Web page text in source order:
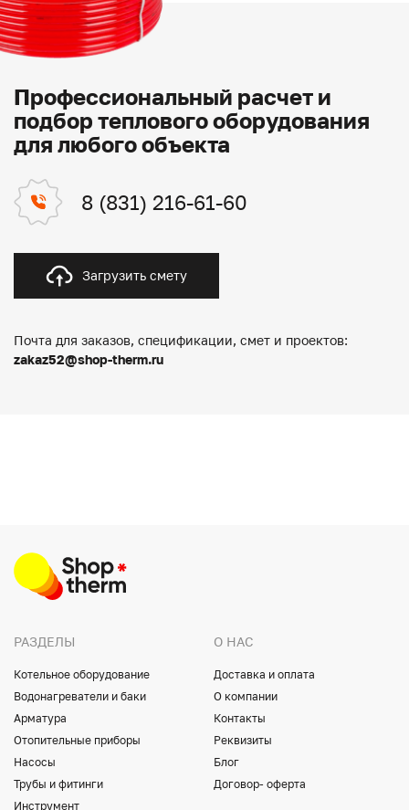
Профессиональный расчет и
подбор теплового оборудования
для любого объекта
8 (831) 216-61-60
Загрузить смету
Почта для заказов, спецификации, смет и проектов:
zakaz52@shop-therm.ru
РАЗДЕЛЫ
Котельное оборудование
Водонагреватели и баки
Арматура
Отопительные приборы
Насосы
Трубы и фитинги
Инструмент
О НАС
Доставка и оплата
О компании
Контакты
Реквизиты
Блог
Договор- оферта